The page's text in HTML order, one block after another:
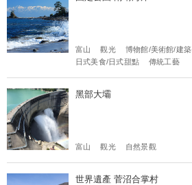
富山 觀光 博物館/美術館/建築
日式美食/日式甜點
傳統工藝
黑部大壩
富山 觀光 自然景觀
世界遺產 菅沼合掌村